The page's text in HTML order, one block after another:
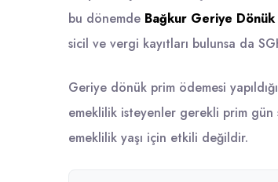
bu dönemde Bağkur Geriye
sicil ve vergi kayıtları bulunsa da
Geriye dönük prim ödemesi
emeklilik isteyenler gerekli prim gün
emeklilik yaşı için etkili değildir.